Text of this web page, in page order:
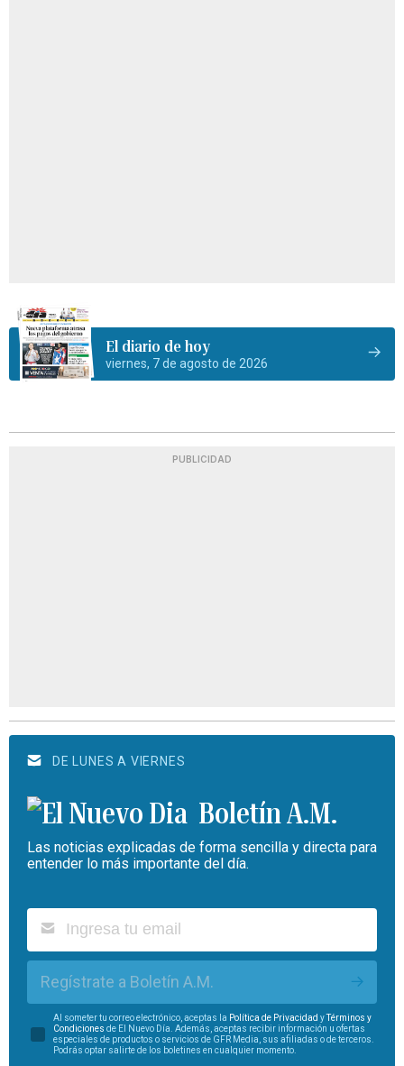
El diario de hoy
viernes, 7 de agosto de 2026
PUBLICIDAD
DE LUNES A VIERNES
Boletín A.M.
Las noticias explicadas de forma sencilla y directa para
entender lo más importante del día.
Regístrate a Boletín A.M.
Al someter tu correo electrónico, aceptas la Política de Privacidad yTérminos y
Condiciones de El Nuevo Día. Además, aceptas recibir información u ofertas
especiales de productos o servicios de GFR Media, sus afiliadas o de terceros.
Podrás optar salirte de los boletines en cualquier momento.